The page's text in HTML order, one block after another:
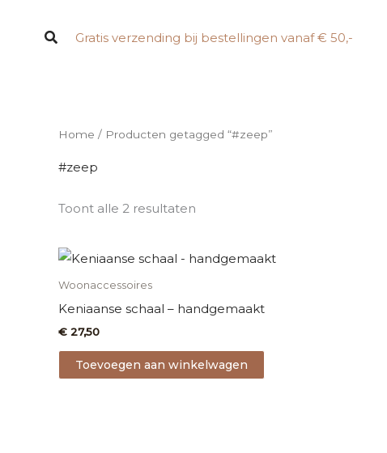
ZoekenGratis verzending bij bestellingen vanaf € 50,-
Home / Producten getagged “#zeep”
#zeep
Toont alle 2 resultaten
Woonaccessoires
Keniaanse schaal – handgemaakt
€ 27,50
Toevoegen aan winkelwagen